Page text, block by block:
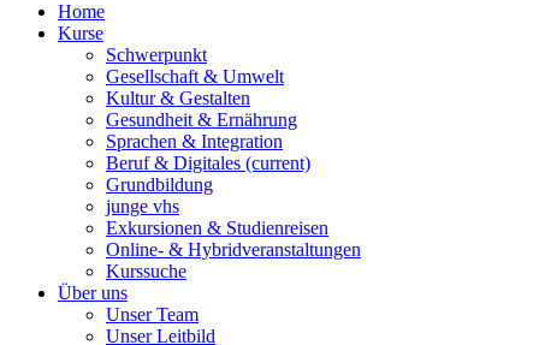
Home
Kurse
Schwerpunkt
Gesellschaft & Umwelt
Kultur & Gestalten
Gesundheit & Ernährung
Sprachen & Integration
Beruf & Digitales (current)
Grundbildung
junge vhs
Exkursionen & Studienreisen
Online- & Hybridveranstaltungen
Kurssuche
Über uns
Unser Team
Unser Leitbild